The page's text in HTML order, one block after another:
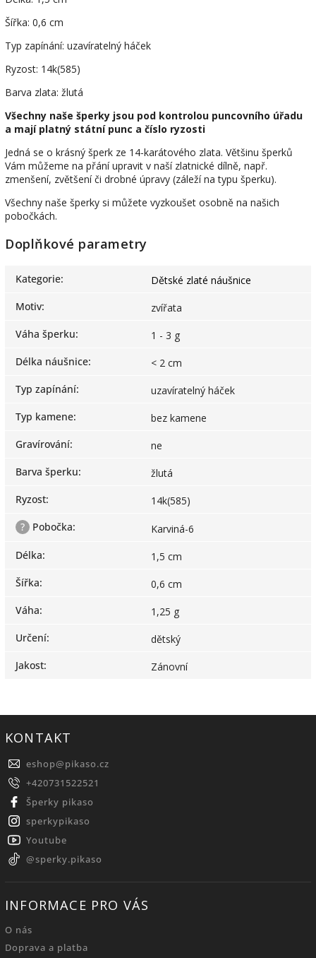
Šířka: 0,6 cm
Typ zapínání: uzavíratelný háček
Ryzost: 14k(585)
Barva zlata: žlutá
Všechny naše šperky jsou pod kontrolou puncovního úřadu
a mají platný státní punc a číslo ryzosti
Jedná se o krásný šperk ze 14-karátového zlata. Většinu šperků
Vám můžeme na přání upravit v naší zlatnické dílně, např.
zmenšení, zvětšení či drobné úpravy (záleží na typu šperku).
Všechny naše šperky si můžete vyzkoušet osobně na našich
pobočkách.
Doplňkové parametry
Kategorie:
Dětské zlaté náušnice
Motiv:
zvířata
Váha šperku:
1 - 3 g
Délka náušnice:
< 2 cm
Typ zapínání:
uzavíratelný háček
Typ kamene:
bez kamene
Gravírování:
ne
Barva šperku:
žlutá
Ryzost:
14k(585)
?
Pobočka:
Karviná-6
Délka:
1,5 cm
Šířka:
0,6 cm
Váha:
1,25 g
Určení:
dětský
Jakost: Zánovní
KONTAKT
eshop@pikaso.cz
+420731522521
Šperky pikaso
sperkypikaso
Youtube
@sperky.pikaso
INFORMACE PRO VÁS
O nás
Doprava a platba